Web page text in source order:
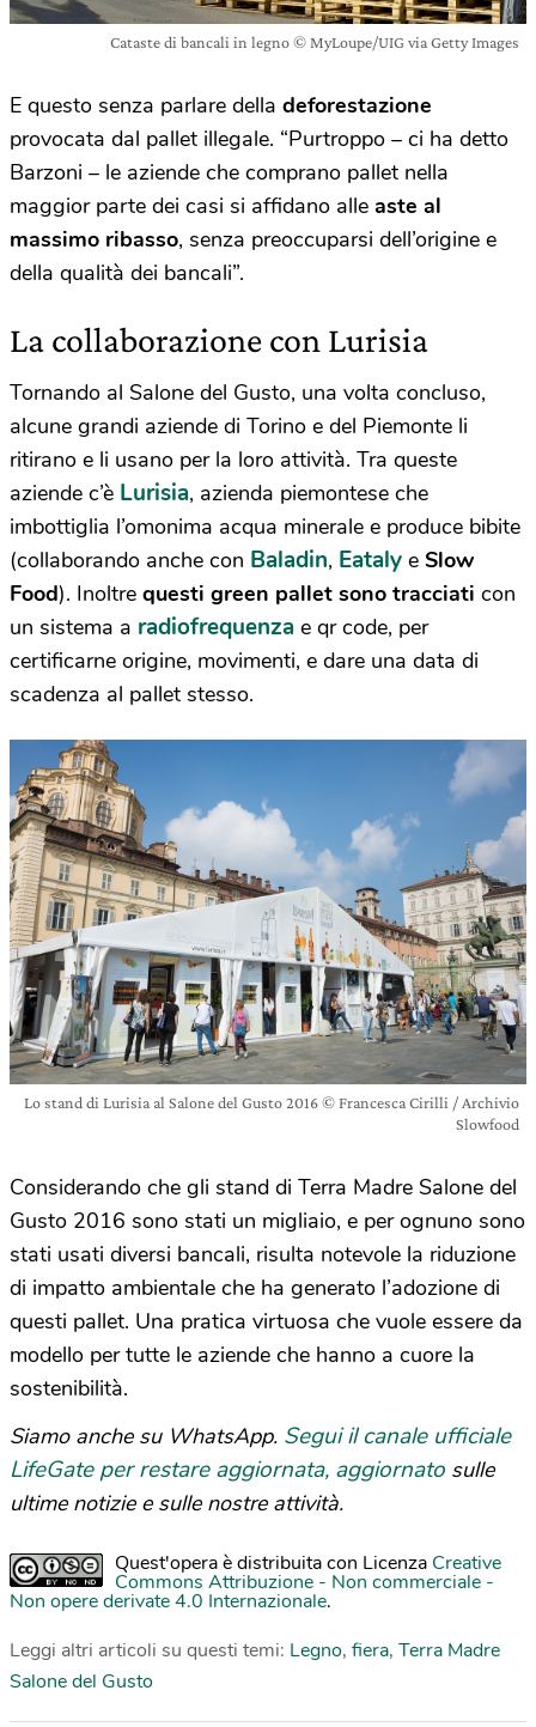
Cataste di bancali in legno © MyLoupe/UIG via Getty Images
E questo senza parlare della deforestazione
provocata dal pallet illegale. “Purtroppo – ci ha detto
Barzoni – le aziende che comprano pallet nella
maggior parte dei casi si affidano alle aste al
massimo ribasso, senza preoccuparsi dell’origine e
della qualità dei bancali”.
La collaborazione con Lurisia
Tornando al Salone del Gusto, una volta concluso,
alcune grandi aziende di Torino e del Piemonte li
ritirano e li usano per la loro attività. Tra queste
aziende c’è Lurisia, azienda piemontese che
imbottiglia l’omonima acqua minerale e produce bibite
(collaborando anche con Baladin, Eataly e Slow
Food). Inoltre questi green pallet sono tracciati con
un sistema a radiofrequenza e qr code, per
certificarne origine, movimenti, e dare una data di
scadenza al pallet stesso.
Lo stand di Lurisia al Salone del Gusto 2016 © Francesca Cirilli / Archivio
Slowfood
Considerando che gli stand di Terra Madre Salone del
Gusto 2016 sono stati un migliaio, e per ognuno sono
stati usati diversi bancali, risulta notevole la riduzione
di impatto ambientale che ha generato l’adozione di
questi pallet. Una pratica virtuosa che vuole essere da
modello per tutte le aziende che hanno a cuore la
sostenibilità.
Siamo anche su WhatsApp. Segui il canale ufficiale
LifeGate per restare aggiornata, aggiornato sulle
ultime notizie e sulle nostre attività.
Quest'opera è distribuita con Licenza Creative
Commons Attribuzione - Non commerciale -
Non opere derivate 4.0 Internazionale.
Leggi altri articoli su questi temi: Legno, fiera, Terra Madre
Salone del Gusto